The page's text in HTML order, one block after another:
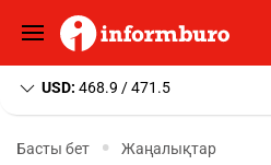
USD: 468.9 / 471.5
Басты бет Жаңалықтар